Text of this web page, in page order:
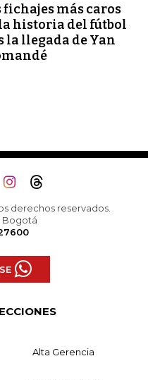
fichajes más caros
historia del fútbol
la llegada de Yan
derechos reservados.
Bogotá
Alta Gerencia